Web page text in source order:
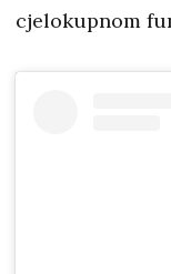
cjelokupnom